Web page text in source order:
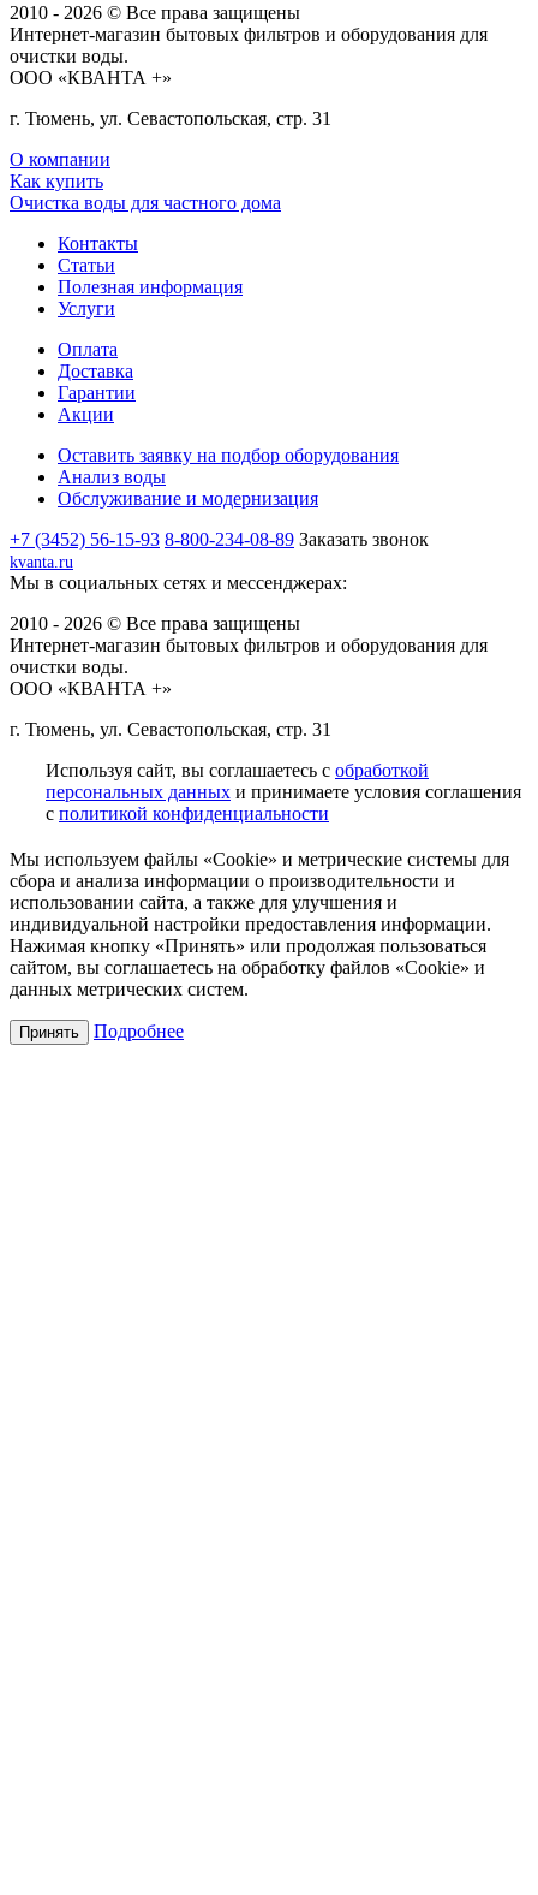
2010 - 2026 © Все права защищены
Интернет-магазин бытовых фильтров и оборудования для
очистки воды.
ООО «КВАНТА +»
г. Тюмень, ул. Севастопольская, стр. 31
О компании
Как купить
Очистка воды для частного дома
Контакты
Статьи
Полезная информация
Услуги
Оплата
Доставка
Гарантии
Акции
Оставить заявку на подбор оборудования
Анализ воды
Обслуживание и модернизация
+7 (3452) 56-15-93 8-800-234-08-89 Заказать звонок
kvanta.ru
Мы в социальных сетях и мессенджерах:
2010 - 2026 © Все права защищены
Интернет-магазин бытовых фильтров и оборудования для
очистки воды.
ООО «КВАНТА +»
г. Тюмень, ул. Севастопольская, стр. 31
Используя сайт, вы соглашаетесь с обработкой
персональных данных и принимаете условия соглашения
с политикой конфиденциальности
Мы используем файлы «Cookie» и метрические системы для
сбора и анализа информации о производительности и
использовании сайта, а также для улучшения и
индивидуальной настройки предоставления информации.
Нажимая кнопку «Принять» или продолжая пользоваться
сайтом, вы соглашаетесь на обработку файлов «Cookie» и
данных метрических систем.
Принять Подробнее